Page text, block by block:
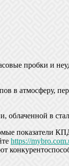
пробки и
в атмосферу,
облаченной в
показатели
https://